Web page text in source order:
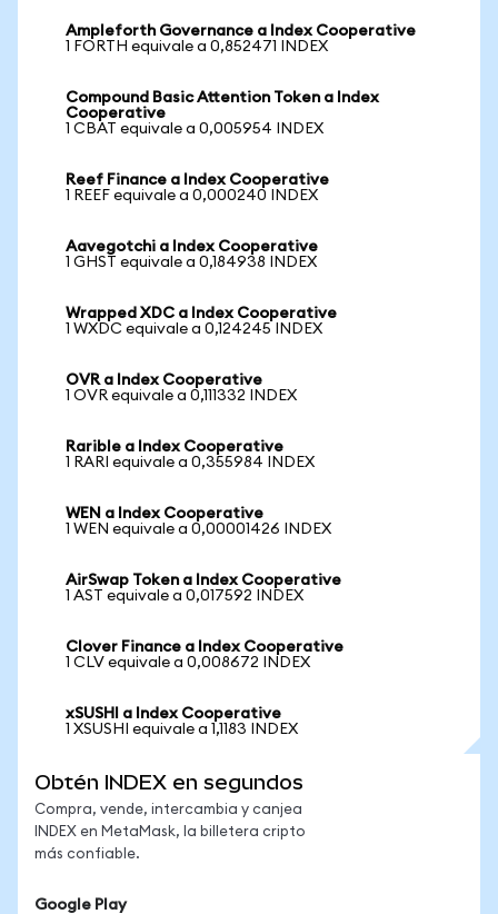
Ampleforth Governance a Index Cooperative
1 FORTH equivale a 0,852471 INDEX
Compound Basic Attention Token a Index
Cooperative
1 CBAT equivale a 0,005954 INDEX
Reef Finance a Index Cooperative
1 REEF equivale a 0,000240 INDEX
Aavegotchi a Index Cooperative
1 GHST equivale a 0,184938 INDEX
Wrapped XDC a Index Cooperative
1 WXDC equivale a 0,124245 INDEX
OVR a Index Cooperative
1 OVR equivale a 0,111332 INDEX
Rarible a Index Cooperative
1 RARI equivale a 0,355984 INDEX
WEN a Index Cooperative
1 WEN equivale a 0,00001426 INDEX
AirSwap Token a Index Cooperative
1 AST equivale a 0,017592 INDEX
Clover Finance a Index Cooperative
1 CLV equivale a 0,008672 INDEX
xSUSHI a Index Cooperative
1 XSUSHI equivale a 1,1183 INDEX
Obtén INDEX en segundos
Compra, vende, intercambia y canjea
INDEX en MetaMask, la billetera cripto
más confiable.
Google Play